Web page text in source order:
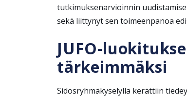
tutkimuksenarvioinnin
sekä liittynyt sen toimeenpanoa
JUFO-
tärkeimmäksi
Sidosryhmäkyselyllä kerättiin